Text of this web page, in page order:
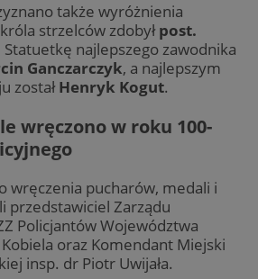
także wyróżnienia
strzelców zdobyłpost.
Statuetkę najlepszego zawodnika
Ganczarczyk, a najlepszym
zostałHenryk Kogut.
wręczono w roku 100-
wręczenia pucharów, medali i
przedstawiciel Zarządu
Policjantów Województwa
oraz Komendant Miejski
insp. dr Piotr Uwijała.